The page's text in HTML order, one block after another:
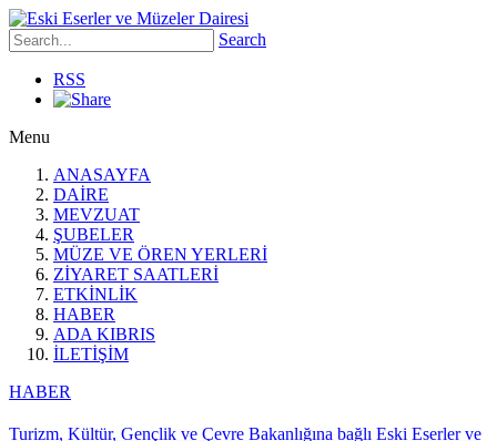
Search
RSS
Menu
ANASAYFA
DAİRE
MEVZUAT
ŞUBELER
MÜZE VE ÖREN YERLERİ
ZİYARET SAATLERİ
ETKİNLİK
HABER
ADA KIBRIS
İLETİŞİM
HABER
Turizm, Kültür, Gençlik ve Çevre Bakanlığına bağlı Eski Eserler ve